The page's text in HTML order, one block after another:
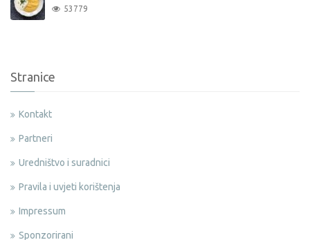
53779
Stranice
Kontakt
Partneri
Uredništvo i suradnici
Pravila i uvjeti korištenja
Impressum
Sponzorirani